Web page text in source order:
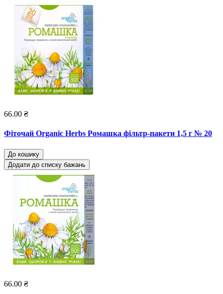
66.00 ₴
Фіточай Organic Herbs Ромашка фільтр-пакети 1,5 г № 20
До кошику
Додати до списку бажань
66.00 ₴